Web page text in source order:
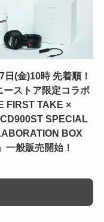
日(金)10時 先着順！
ーストア限定コラボ
FIRST TAKE ×
SPECIAL
BOX
一般販売開始！